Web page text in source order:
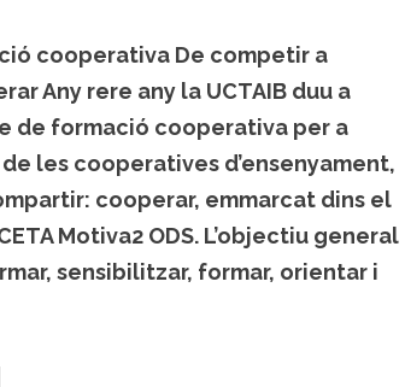
cooperativa De competir a
Any rere any la UCTAIB duu a
de formació cooperativa per a
les cooperatives d’ensenyament,
cooperar, emmarcat dins el
Motiva2 ODS. L’objectiu general
sensibilitzar, formar, orientar i